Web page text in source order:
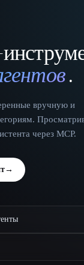
.
вручную и
через MCP.
→